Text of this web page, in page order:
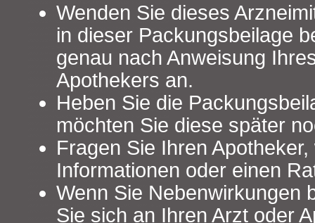
Wenden Sie dieses
in dieser Packungsbeilage
genau nach Anweisung
Apothekers an.
Heben Sie die
möchten Sie diese später
Fragen Sie Ihren
Informationen oder einen
Wenn Sie Nebenwirkungen
Sie sich an Ihren Arzt oder